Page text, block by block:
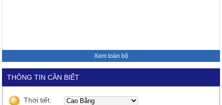
Xem toàn bộ
THÔNG TIN CẦN BIẾT
Thời tiết: